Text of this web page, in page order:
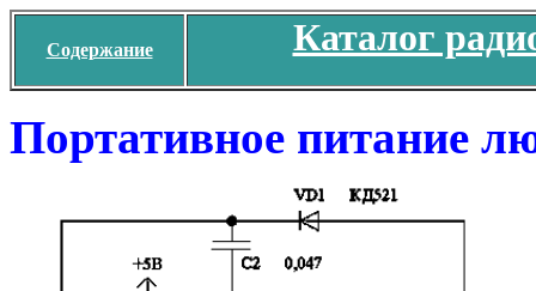
Содержание Каталог
Портативное питание